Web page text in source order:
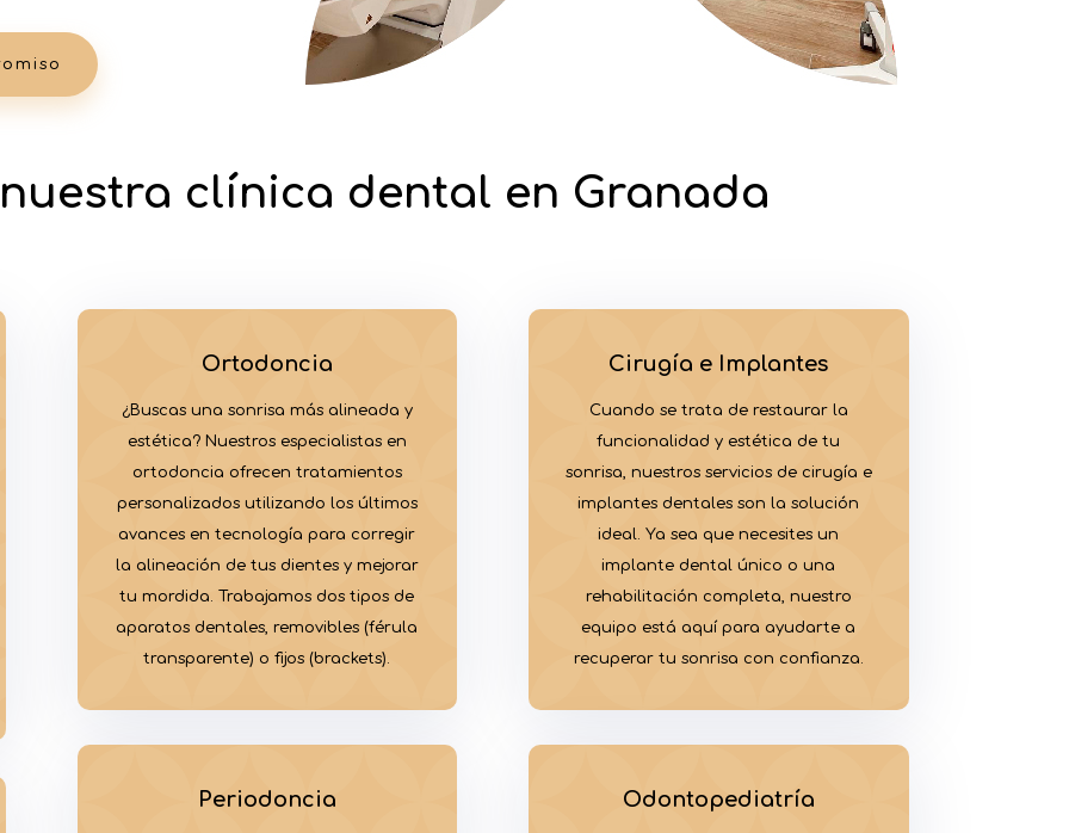
clínica dental en Granada
Ortodoncia
¿Buscas una sonrisa más alineada y
estética? Nuestros especialistas en
ortodoncia ofrecen tratamientos
personalizados utilizando los últimos
avances en tecnología para corregir
la alineación de tus dientes y mejorar
tu mordida. Trabajamos dos tipos de
aparatos dentales, removibles (férula
transparente) o fijos (brackets).
Periodoncia
Cirugía e Implantes
Cuando se trata de restaurar la
funcionalidad y estética de tu
sonrisa, nuestros servicios de cirugía e
implantes dentales son la solución
ideal. Ya sea que necesites un
implante dental único o una
rehabilitación completa, nuestro
equipo está aquí para ayudarte a
recuperar tu sonrisa con confianza.
Odontopediatría